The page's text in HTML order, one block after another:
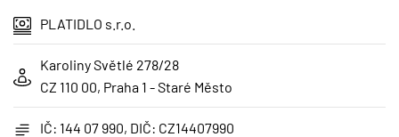
PLATIDLO s.r.o.
Karoliny Světlé 278/28
CZ 110 00, Praha 1 - Staré Město
IČ: 144 07 990, DIČ: CZ14407990